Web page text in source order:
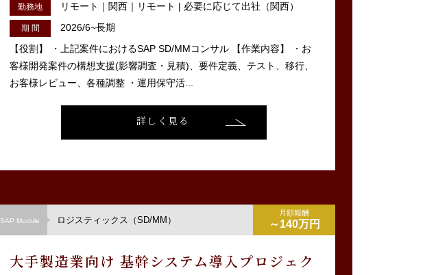
勤務地 リモート｜関西｜リモート | 必要に応じて出社（関西）
期 間
2026/6~長期
【役割】 ・上記案件におけるSAP SD/MMコンサル 【作業内容】 ・お
客様開発案件の構想支援(影響調査・見積)、要件定義、テスト、移行、
お客様レビュー、各種調整 ・運用保守活...
詳しく見る
SAP Module ロジスティックス（SD/MM）
月額報酬
～140万円
大手製造業向け 基幹システム導入プロジェク